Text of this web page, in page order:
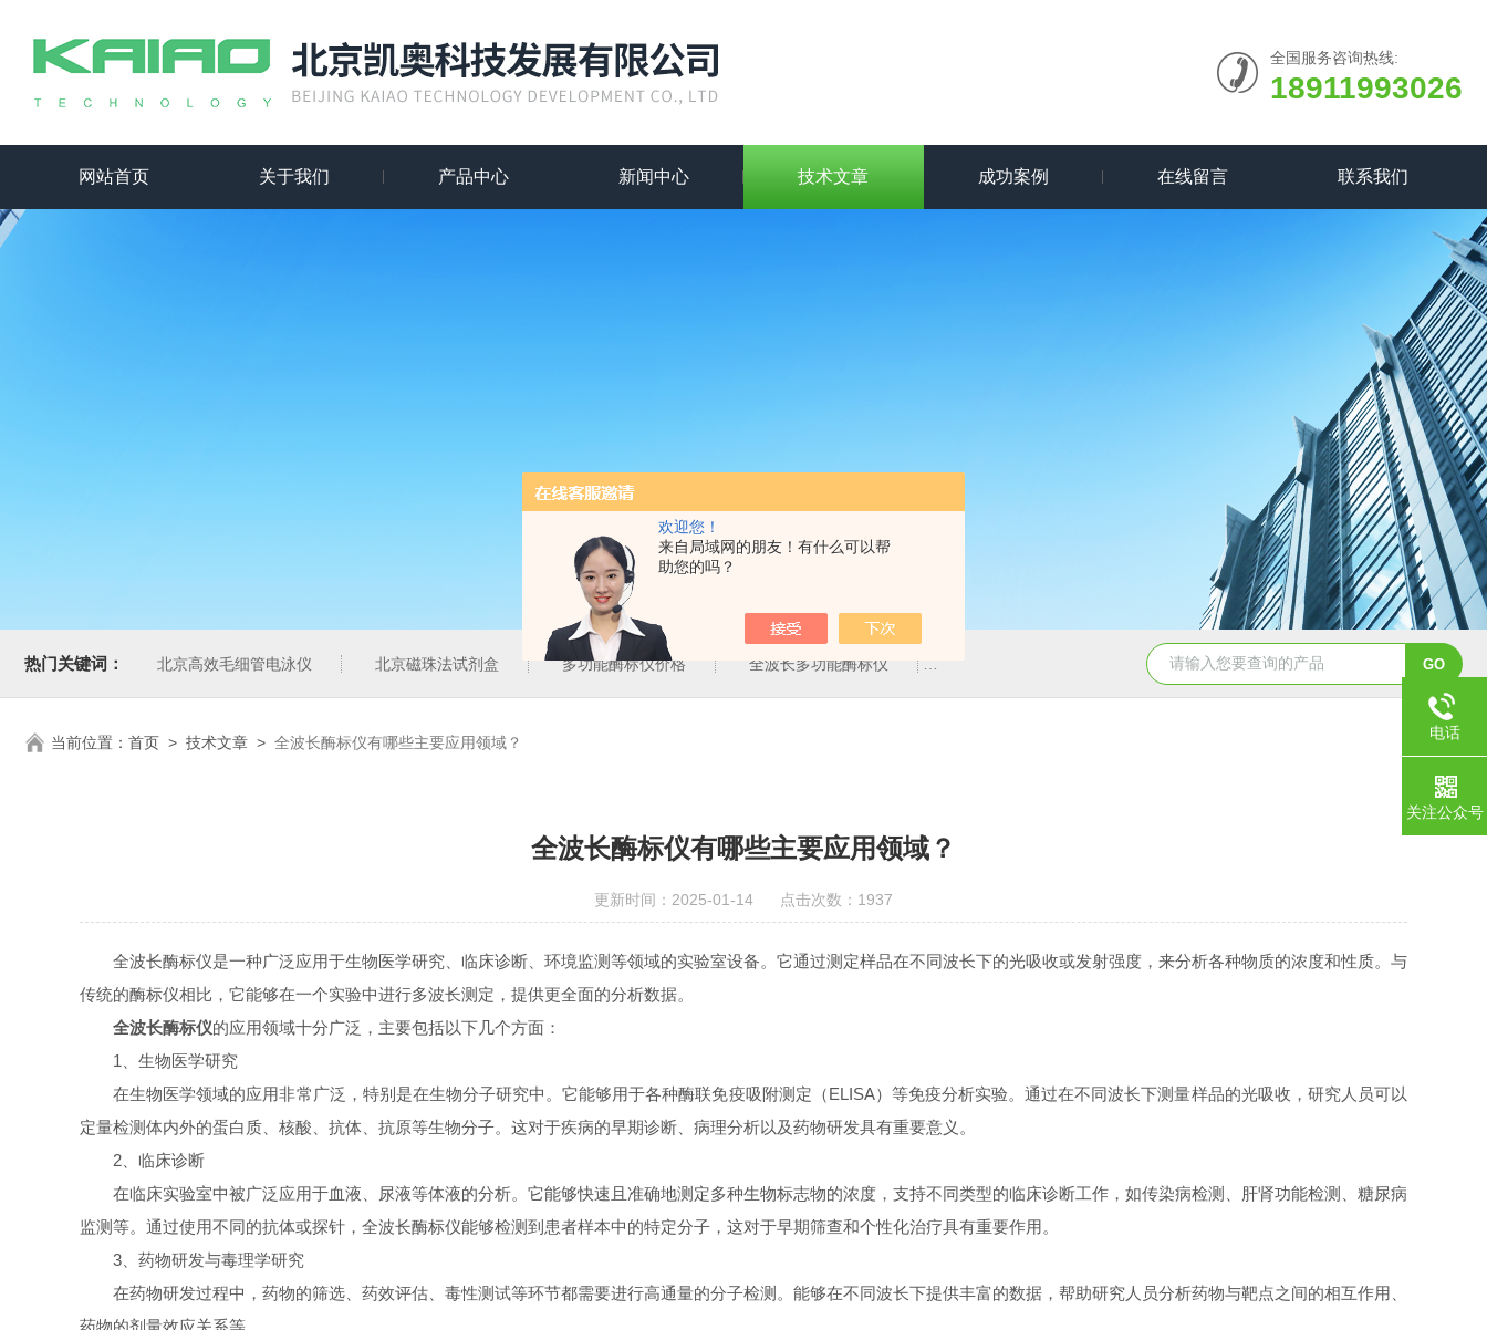
欢迎您！
来自局域网的朋友！有什么可以帮
助您的吗？
全国服务咨询热线:
18911993026
网站首页 关于我们 产品中心 新闻中心 技术文章 成功案例 在线留言 联系我们
热门关键词： 北京高效毛细管电泳仪 北京磁珠法试剂盒 多功能酶标仪价格 全波长多功能酶标仪 UC7010高效毛细管电泳
当前位置： 首页 > 技术文章 > 全波长酶标仪有哪些主要应用领域？
全波长酶标仪有哪些主要应用领域？
更新时间：2025-01-14 点击次数：1937
全波长酶标仪是一种广泛应用于生物医学研究、临床诊断、环境监测等领域的实验室设备。它通过测定样品在不同波长下的光吸收或发射强度，来分析各种物质的浓度和性质。与
传统的酶标仪相比，它能够在一个实验中进行多波长测定，提供更全面的分析数据。
全波长酶标仪的应用领域十分广泛，主要包括以下几个方面：
1、生物医学研究
在生物医学领域的应用非常广泛，特别是在生物分子研究中。它能够用于各种酶联免疫吸附测定（ELISA）等免疫分析实验。通过在不同波长下测量样品的光吸收，研究人员可以
定量检测体内外的蛋白质、核酸、抗体、抗原等生物分子。这对于疾病的早期诊断、病理分析以及药物研发具有重要意义。
2、临床诊断
在临床实验室中被广泛应用于血液、尿液等体液的分析。它能够快速且准确地测定多种生物标志物的浓度，支持不同类型的临床诊断工作，如传染病检测、肝肾功能检测、糖尿病
监测等。通过使用不同的抗体或探针，全波长酶标仪能够检测到患者样本中的特定分子，这对于早期筛查和个性化治疗具有重要作用。
3、药物研发与毒理学研究
在药物研发过程中，药物的筛选、药效评估、毒性测试等环节都需要进行高通量的分子检测。能够在不同波长下提供丰富的数据，帮助研究人员分析药物与靶点之间的相互作用、
药物的剂量效应关系等。
电话
关注公众号